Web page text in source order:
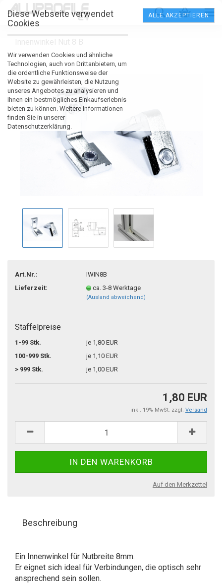
Diese Webseite verwendet
Cookies
Wir verwenden Cookies und ähnliche
Technologien, auch von Drittanbietern, um
die ordentliche Funktionsweise der
Website zu gewährleisten, die Nutzung
unseres Angebotes zu analysieren und
Ihnen ein bestmögliches Einkaufserlebnis
bieten zu können. Weitere Informationen
finden Sie in unserer
Datenschutzerklärung.
ALLE AKZEPTIEREN
Art.Nr.:
IWIN8B
Lieferzeit:
ca. 3-8 Werktage
(Ausland abweichend)
Staffelpreise
1-99 Stk.
je 1,80 EUR
100-999 Stk.
je 1,10 EUR
> 999 Stk.
je 1,00 EUR
1,80 EUR
inkl. 19% MwSt. zzgl. Versand
Auf den Merkzettel
Beschreibung
Ein Innenwinkel für Nutbreite 8mm.
Er eignet sich ideal für Verbindungen, die optisch sehr
ansprechend sein sollen.